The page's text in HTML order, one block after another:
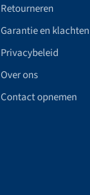
Retourneren
Garantie en klachten
Privacybeleid
Over ons
Contact opnemen